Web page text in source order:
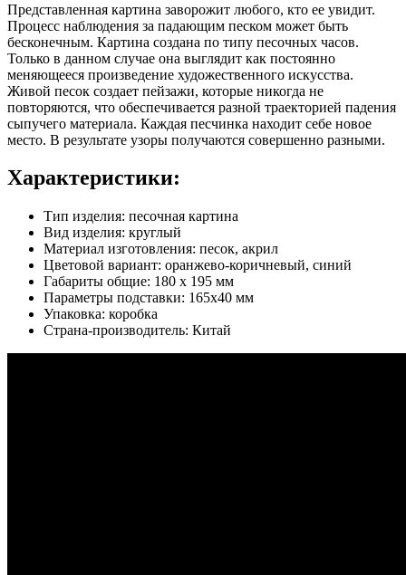
Представленная картина заворожит любого, кто ее увидит.
Процесс наблюдения за падающим песком может быть
бесконечным. Картина создана по типу песочных часов.
Только в данном случае она выглядит как постоянно
меняющееся произведение художественного искусства.
Живой песок создает пейзажи, которые никогда не
повторяются, что обеспечивается разной траекторией падения
сыпучего материала. Каждая песчинка находит себе новое
место. В результате узоры получаются совершенно разными.
Характеристики:
Тип изделия: песочная картина
Вид изделия: круглый
Материал изготовления: песок, акрил
Цветовой вариант: оранжево-коричневый, синий
Габариты общие: 180 х 195 мм
Параметры подставки: 165х40 мм
Упаковка: коробка
Страна-производитель: Китай